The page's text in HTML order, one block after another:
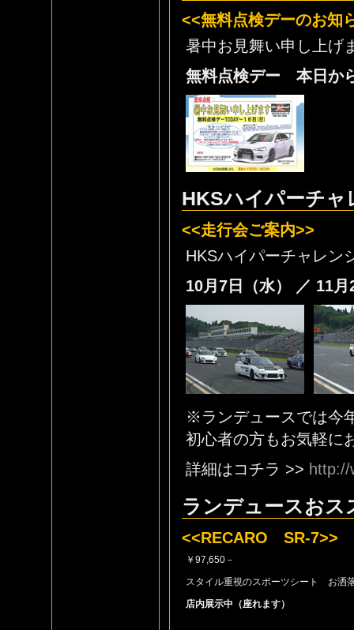
<<無料点検デーのお知
暑中お見舞い申し上げ
無料点検デー 本日か
HKSハイパーチ
<<走行会ご案内>>
HKSハイパーチャレ
10月7日（水） ／ 11
※ランデュースでは今
初心者の方もお気軽に
詳細はコチラ >> http://
ランデュースおス
<<RECARO SR-7>>
￥97,650－
スタイル重視のスポーツシート お洒
店内展示中（座れます）